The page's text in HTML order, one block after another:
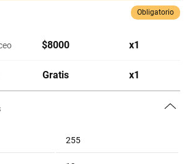
Obligatorio
$8000 x1
Gratis x1
255